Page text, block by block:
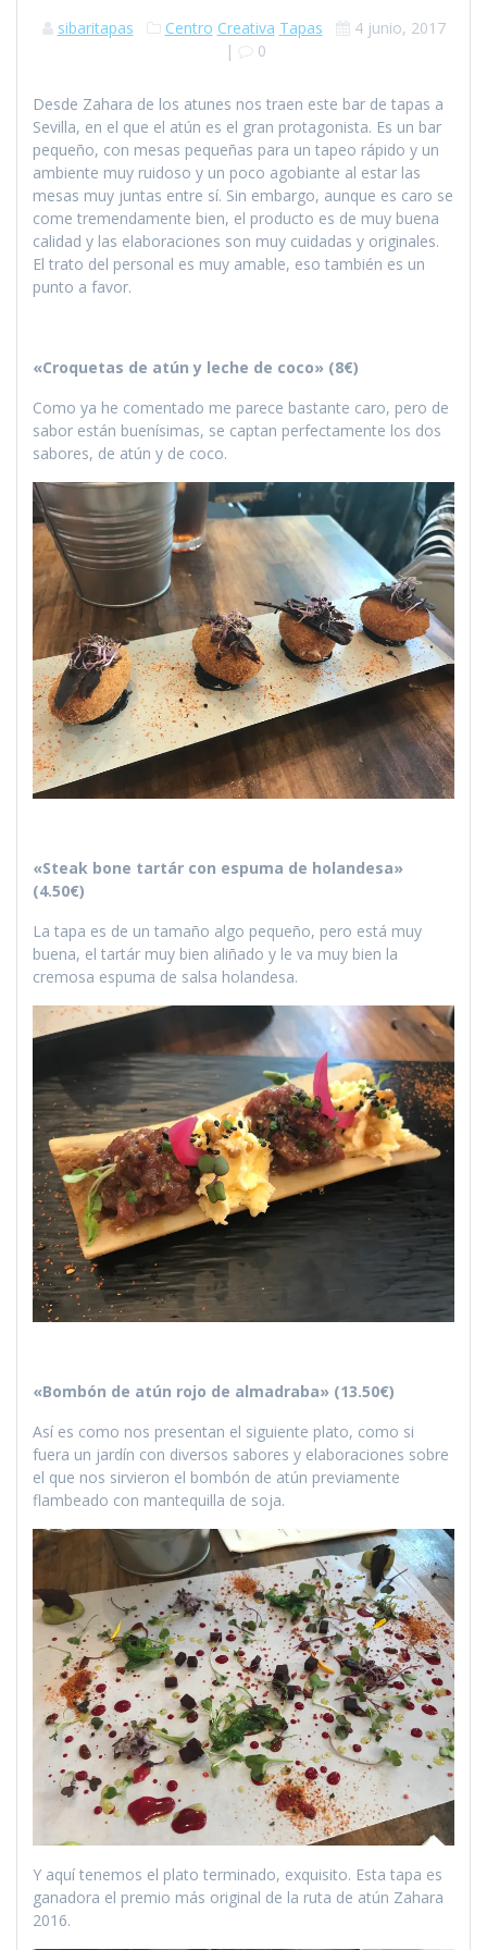
sibaritapas Centro Creativa Tapas
4 junio, 2017
|
0
Desde Zahara de los atunes nos traen este bar de tapas a
Sevilla, en el que el atún es el gran protagonista. Es un bar
pequeño, con mesas pequeñas para un tapeo rápido y un
ambiente muy ruidoso y un poco agobiante al estar las
mesas muy juntas entre sí. Sin embargo, aunque es caro se
come tremendamente bien, el producto es de muy buena
calidad y las elaboraciones son muy cuidadas y originales.
El trato del personal es muy amable, eso también es un
punto a favor.
«Croquetas de atún y leche de coco» (8€)
Como ya he comentado me parece bastante caro, pero de
sabor están buenísimas, se captan perfectamente los dos
sabores, de atún y de coco.
«Steak bone tartár con espuma de holandesa»
(4.50€)
La tapa es de un tamaño algo pequeño, pero está muy
buena, el tartár muy bien aliñado y le va muy bien la
cremosa espuma de salsa holandesa.
«Bombón de atún rojo de almadraba» (13.50€)
Así es como nos presentan el siguiente plato, como si
fuera un jardín con diversos sabores y elaboraciones sobre
el que nos sirvieron el bombón de atún previamente
flambeado con mantequilla de soja.
Y aquí tenemos el plato terminado, exquisito. Esta tapa es
ganadora el premio más original de la ruta de atún Zahara
2016.